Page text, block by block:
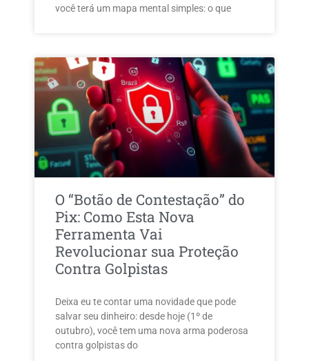
você terá um mapa mental simples: o que
O “Botão de Contestação” do
Pix: Como Esta Nova
Ferramenta Vai
Revolucionar sua Proteção
Contra Golpistas
Deixa eu te contar uma novidade que pode
salvar seu dinheiro: desde hoje (1º de
outubro), você tem uma nova arma poderosa
contra golpistas do